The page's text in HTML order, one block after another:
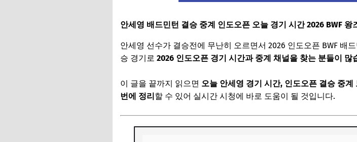
안세영 배드민턴 결승 중계 인도오픈 오늘 경기 시간 2026 BWF 왕
안세영 선수가 결승전에 무난히 오르면서 2026 인도오픈 BWF 배
승 경기로 2026 인도오픈 경기 시간과 중계 채널을 찾는 분들이 많
이 글을 끝까지 읽으면 오늘 안세영 경기 시간, 인도오픈 결승 중
번에 정리할 수 있어 실시간 시청에 바로 도움이 될 것입니다.